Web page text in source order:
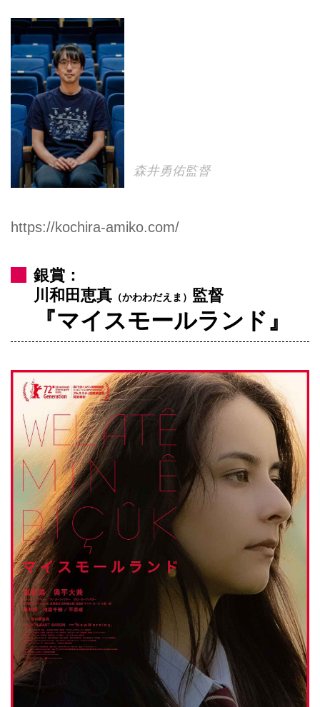
森井勇佑監督
https://kochira-amiko.com/
銀賞：
川和田恵真 （かわわだえま） 監督
『マイスモールランド』